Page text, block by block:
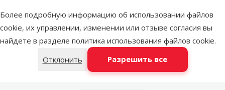
Более подробную информацию об использовании файлов
cookie, их управлении, изменении или отзыве согласия вы
найдете в разделе политика использования файлов cookie.
Отклонить
Разрешить все
Свяжись с нами
Открыть чат один из наших магазинов
Меню в футере
Интернет-магазин